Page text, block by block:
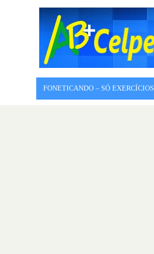
FONETICANDO – SÓ EXERCÍCIOS